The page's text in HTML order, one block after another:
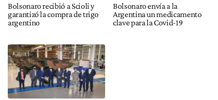
Bolsonaro recibió a Scioli y
garantizó la compra de trigo
argentino
Bolsonaro envía a la
Argentina un medicamento
clave para la Covid-19